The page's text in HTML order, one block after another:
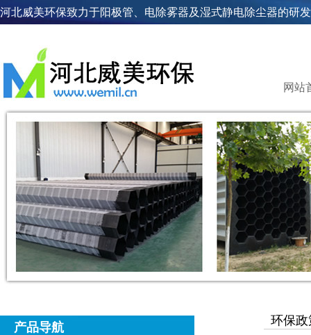
河北威美环保致力于阳极管、电除雾器及湿式静电除尘器的研
网站
产品导航 环保政